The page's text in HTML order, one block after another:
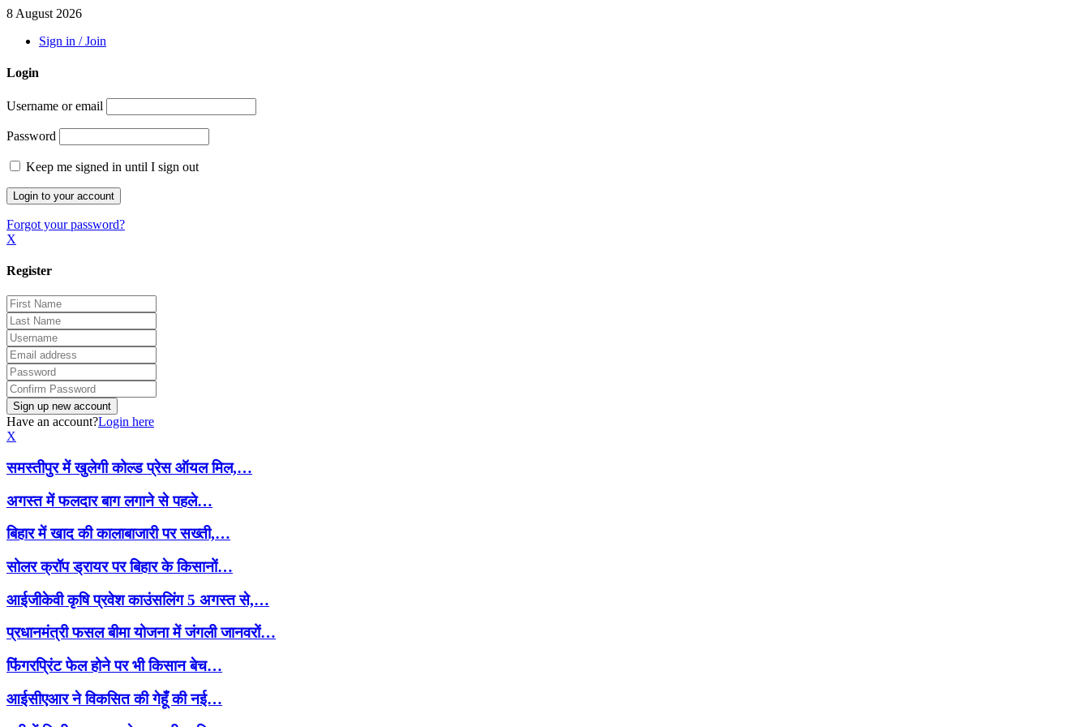
8 August 2026
Sign in / Join
Login
Username or email
Password
Keep me signed in until I sign out
Forgot your password?
X
Register
Have an account?Login here
X
समस्तीपुर में खुलेगी कोल्ड प्रेस ऑयल मिल,…
अगस्त में फलदार बाग लगाने से पहले…
बिहार में खाद की कालाबाजारी पर सख्ती,…
सोलर क्रॉप ड्रायर पर बिहार के किसानों…
आईजीकेवी कृषि प्रवेश काउंसलिंग 5 अगस्त से,…
प्रधानमंत्री फसल बीमा योजना में जंगली जानवरों…
फिंगरप्रिंट फेल होने पर भी किसान बेच…
आईसीएआर ने विकसित की गेहूँ की नई…